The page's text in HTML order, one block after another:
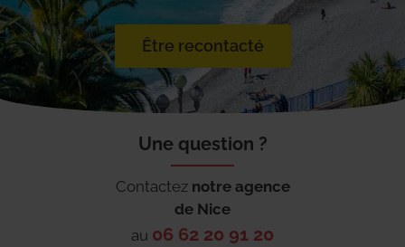
Être recontacté
Une question ?
Contactez notre agence
de Nice
au 06 62 20 91 20